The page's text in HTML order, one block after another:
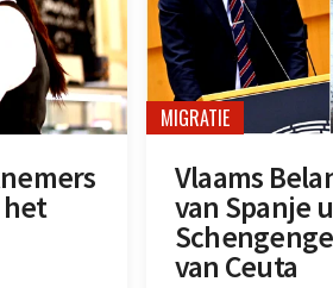
MIGRATIE
Vlaams
van Spanje
van Ceuta